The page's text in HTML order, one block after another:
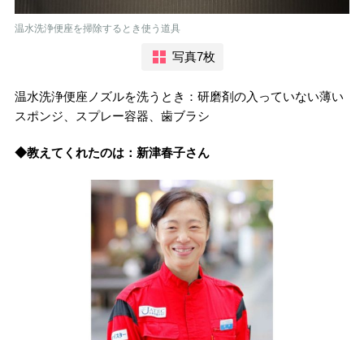
温水洗浄便座を掃除するとき使う道具
写真7枚
温水洗浄便座ノズルを洗うとき：研磨剤の入っていない薄い
スポンジ、スプレー容器、歯ブラシ
◆教えてくれたのは：新津春子さん